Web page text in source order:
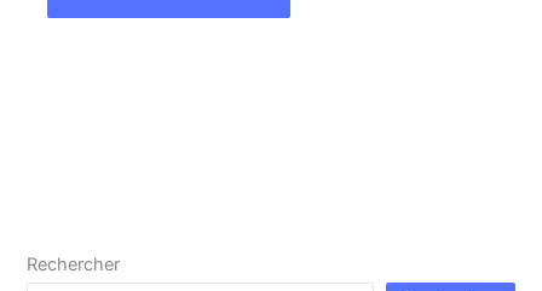
Rechercher